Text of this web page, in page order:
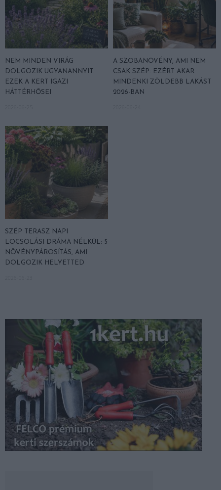
NEM MINDEN VIRÁG
DOLGOZIK UGYANANNYIT:
EZEK A KERT IGAZI
HÁTTÉRHŐSEI
A SZOBANÖVÉNY, AMI NEM
CSAK SZÉP: EZÉRT AKAR
MINDENKI ZÖLDEBB LAKÁST
2026-BAN
SZÉP TERASZ NAPI
LOCSOLÁSI DRÁMA NÉLKÜL: 5
NÖVÉNYPÁROSÍTÁS, AMI
DOLGOZIK HELYETTED